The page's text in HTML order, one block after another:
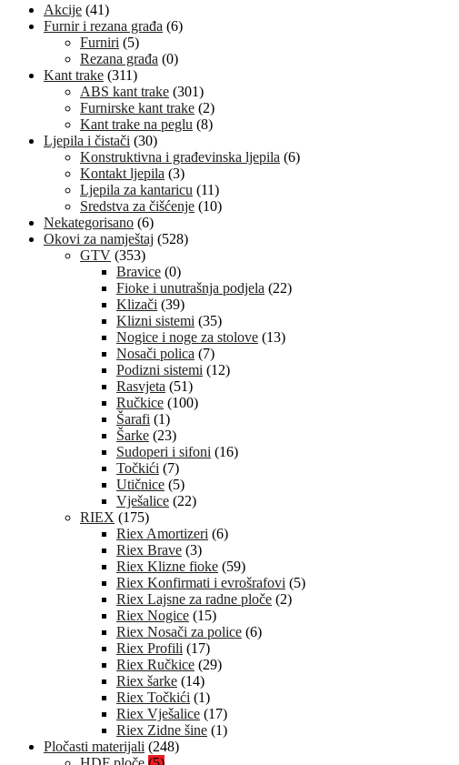
Akcije (41)
Furnir i rezana građa (6)
Furniri (5)
Rezana građa (0)
Kant trake (311)
ABS kant trake (301)
Furnirske kant trake (2)
Kant trake na peglu (8)
Ljepila i čistači (30)
Konstruktivna i građevinska ljepila (6)
Kontakt ljepila (3)
Ljepila za kantaricu (11)
Sredstva za čišćenje (10)
Nekategorisano (6)
Okovi za namještaj (528)
GTV (353)
Bravice (0)
Fioke i unutrašnja podjela (22)
Klizači (39)
Klizni sistemi (35)
Nogice i noge za stolove (13)
Nosači polica (7)
Podizni sistemi (12)
Rasvjeta (51)
Ručkice (100)
Šarafi (1)
Šarke (23)
Sudoperi i sifoni (16)
Točkići (7)
Utičnice (5)
Vješalice (22)
RIEX (175)
Riex Amortizeri (6)
Riex Brave (3)
Riex Klizne fioke (59)
Riex Konfirmati i evrošrafovi (5)
Riex Lajsne za radne ploče (2)
Riex Nogice (15)
Riex Nosači za police (6)
Riex Profili (17)
Riex Ručkice (29)
Riex šarke (14)
Riex Točkići (1)
Riex Vješalice (17)
Riex Zidne šine (1)
Pločasti materijali (248)